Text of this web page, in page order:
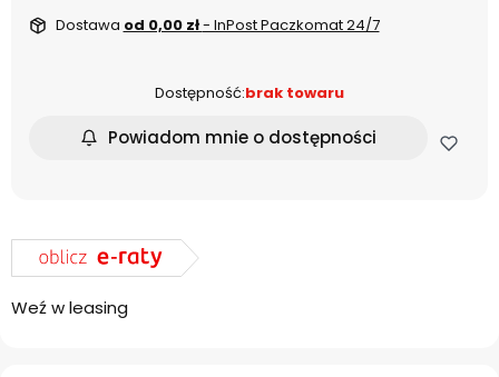
Dostawa od 0,00 zł- InPost Paczkomat 24/7
Dostępność:brak towaru
Powiadom mnie o dostępności
Weź w leasing